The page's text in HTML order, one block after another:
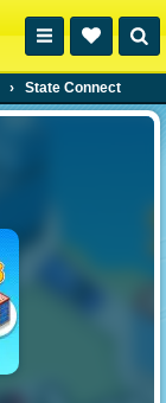
› State Connect